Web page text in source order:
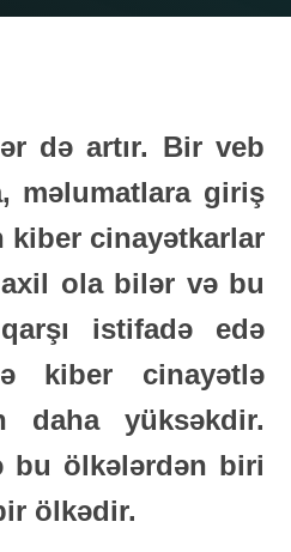
də artır. Bir veb
məlumatlara giriş
kiber cinayətkarlar
ola bilər və bu
istifadə edə
kiber cinayətlə
daha yüksəkdir.
bu ölkələrdən biri
ölkədir.